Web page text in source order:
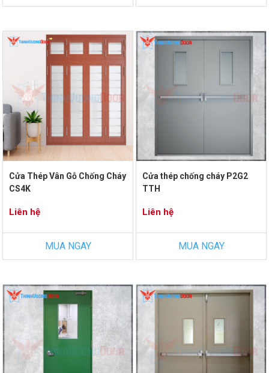
Cửa Thép Vân Gỗ Chống Cháy
CS4K
Liên hệ
MUA NGAY
Cửa thép chống cháy P2G2
TTH
Liên hệ
MUA NGAY